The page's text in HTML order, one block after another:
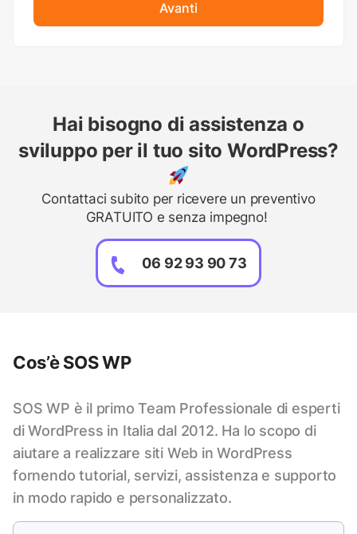
Avanti
Hai bisogno di assistenza o
sviluppo per il tuo sito WordPress?
Contattaci subito per ricevere un preventivo
GRATUITO e senza impegno!
06 92 93 90 73
Cos’è SOS WP
SOS WP è il primo Team Professionale di esperti
di WordPress in Italia dal 2012. Ha lo scopo di
aiutare a realizzare siti Web in WordPress
fornendo tutorial, servizi, assistenza e supporto
in modo rapido e personalizzato.